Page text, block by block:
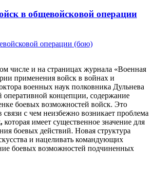
в общевойсковой операции
и на страницах журнала «Военная
применения войск в войнах и
военных наук полковника Дульнева
оперативной концепции, содержание
боевых возможностей войск. Это
с чем неизбежно возникает проблема
которая имеет существенное значение для
боевых действий. Новая структура
и нацеливать командующих
боевых возможностей подчиненных